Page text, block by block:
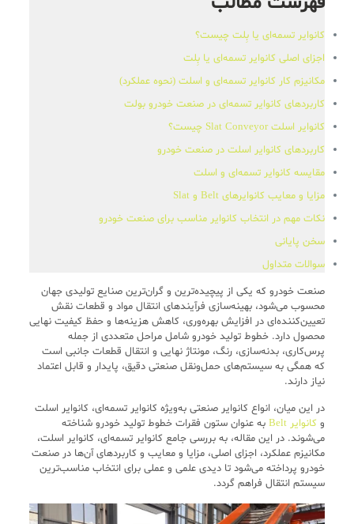
کانوایر تسمه‌ای یا بِلت چیست؟
اجزای اصلی کانوایر تسمه‌ای یا بِلت
مکانیزم کار کانوایر تسمه‌ای و اسلت (نحوه عملکرد)
کاربردهای کانوایر تسمه‌ای در صنعت خودرو بولت
کانوایر اسلت Slat Conveyor چیست؟
کاربردهای کانوایر اسلت در صنعت خودرو
مقایسه کانوایر تسمه‌ای و اسلت
مزایا و معایب کانوایرهای Belt و Slat
نکات مهم در انتخاب کانوایر مناسب برای صنعت خودرو
سخن پایانی
سوالات متداول
صنعت خودرو که یکی از پیچیده‌ترین و گران‌ترین صنایع تولیدی جهان
محسوب می‌شود، بهینه‌سازی فرآیندهای انتقال مواد و قطعات نقش
تعیین‌کننده‌ای در افزایش بهره‌وری، کاهش هزینه‌ها و حفظ کیفیت نهایی
محصول دارد. خطوط تولید خودرو شامل مراحل متعددی از جمله
پرس‌کاری، بدنه‌سازی، رنگ، مونتاژ نهایی و انتقال قطعات جانبی است
که همگی به سیستم‌های حمل‌ونقل صنعتی دقیق، پایدار و قابل اعتماد
نیاز دارند.
در این میان، انواع کانوایر صنعتی به‌ویژه کانوایر تسمه‌ای، کانوایر اسلت
و کانوایر Belt
به عنوان ستون فقرات خطوط تولید خودرو شناخته
می‌شوند. در این مقاله، به بررسی جامع کانوایر تسمه‌ای، کانوایر اسلت،
مکانیزم عملکرد، اجزای اصلی، مزایا و معایب و کاربردهای آن‌ها در صنعت
خودرو پرداخته می‌شود تا دیدی علمی و عملی برای انتخاب مناسب‌ترین
سیستم انتقال فراهم گردد.